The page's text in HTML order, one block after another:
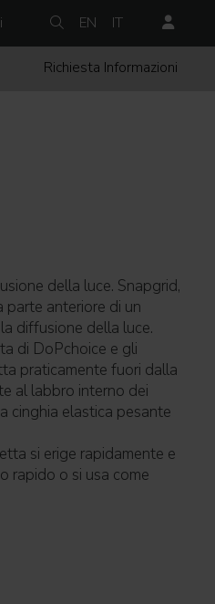
EN IT
Richiesta Informazioni
della luce. Snapgrid,
anteriore di un
diffusione della luce.
di DoPchoice e gli
praticamente fuori dalla
al labbro interno dei
cinghia elastica pesante
si erige rapidamente e
rapido o si usa come